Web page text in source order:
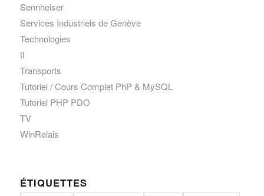
Sennheiser
Services Industriels de Genève
Technologies
tl
Transports
Tutoriel / Cours Complet PhP & MySQL
Tutoriel PHP PDO
TV
WinRelais
ÉTIQUETTES